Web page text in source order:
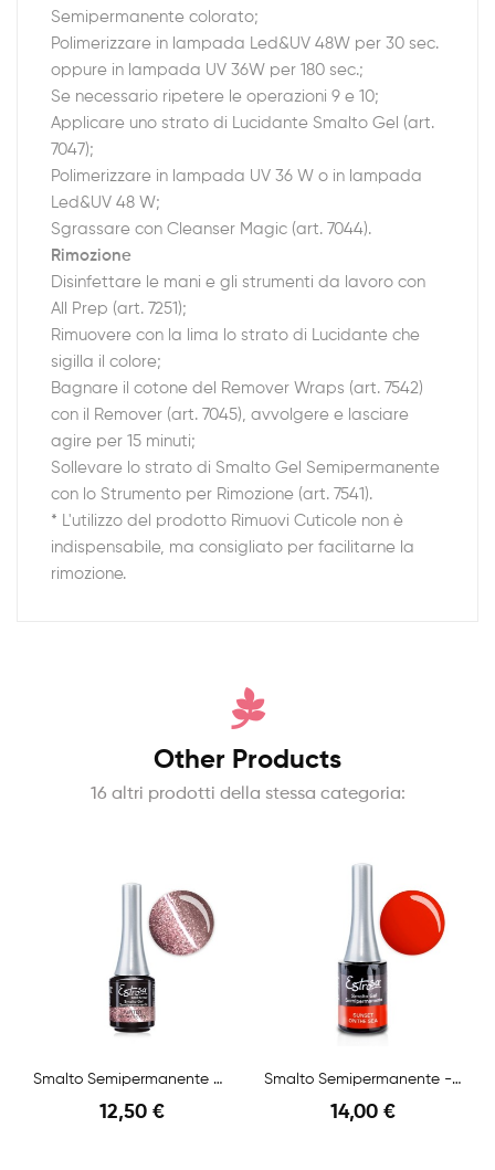
Semipermanente colorato;
Polimerizzare in lampada Led&UV 48W per 30 sec.
oppure in lampada UV 36W per 180 sec.;
Se necessario ripetere le operazioni 9 e 10;
Applicare uno strato di Lucidante Smalto Gel (art.
7047);
Polimerizzare in lampada UV 36 W o in lampada
Led&UV 48 W;
Sgrassare con Cleanser Magic (art. 7044).
Rimozione
Disinfettare le mani e gli strumenti da lavoro con
All Prep (art. 7251);
Rimuovere con la lima lo strato di Lucidante che
sigilla il colore;
Bagnare il cotone del Remover Wraps (art. 7542)
con il Remover (art. 7045), avvolgere e lasciare
agire per 15 minuti;
Sollevare lo strato di Smalto Gel Semipermanente
con lo Strumento per Rimozione (art. 7541).
* L'utilizzo del prodotto Rimuovi Cuticole non è
indispensabile, ma consigliato per facilitarne la
rimozione.
Other Products
16 altri prodotti della stessa categoria:
Smalto Semipermanente Cat's Eyes 9d - Jupiter -...
12,50 €
Smalto Semipermanente - Sunset On The Sea - 14 Ml
14,00 €